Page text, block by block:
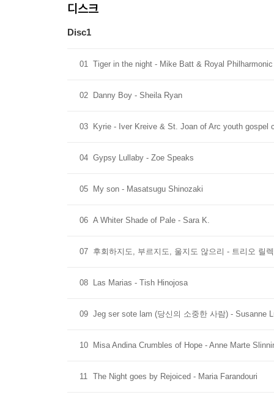
디스크
Disc1
01 Tiger in the night - Mike Batt & Royal
02 Danny Boy - Sheila Ryan
03 Kyrie - Iver Kreive & St. Joan of Arc youth gospel
04 Gypsy Lullaby - Zoe Speaks
05 My son - Masatsugu Shinozaki
06 A Whiter Shade of Pale - Sara K.
07 후회하지도, 부르지도, 울지도 않으리 - 트리오 릴
08 Las Marias - Tish Hinojosa
09 Jeg ser sote lam (당신의 소중한 사람) - Susanne
10 Misa Andina Crumbles of Hope - Anne Marte
11 The Night goes by Rejoiced - Maria Farandouri